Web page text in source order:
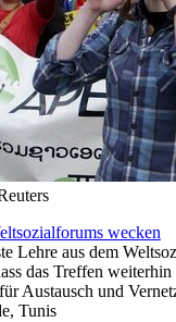
wecken
Lehre aus dem
das Treffen
Austausch und
Tunis